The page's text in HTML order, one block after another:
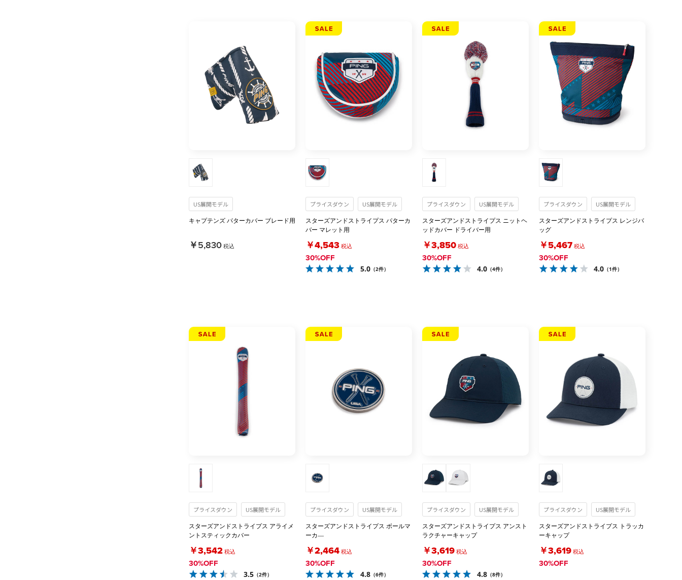
US展開モデル
キャプテンズ パターカバー ブレード用
￥5,830税込
プライスダウン US展開モデル
スターズアンドストライプス パターカ
バー マレット用
￥4,543税込
30%OFF
5.0 （2件）
プライスダウン US展開モデル
スターズアンドストライプス ニットヘ
ッドカバー ドライバー用
￥3,850税込
30%OFF
4.0 （4件）
プライスダウン US展開モデル
スターズアンドストライプス レンジバ
ッグ
￥5,467税込
30%OFF
4.0 （1件）
プライスダウン US展開モデル
スターズアンドストライプス アライメ
ントスティックカバー
￥3,542税込
30%OFF
3.5 （2件）
プライスダウン US展開モデル
スターズアンドストライプス ボールマ
ーカ―
￥2,464税込
30%OFF
4.8 （6件）
プライスダウン US展開モデル
スターズアンドストライプス アンスト
ラクチャーキャップ
￥3,619税込
30%OFF
4.8 （8件）
プライスダウン US展開モデル
スターズアンドストライプス トラッカ
ーキャップ
￥3,619税込
30%OFF